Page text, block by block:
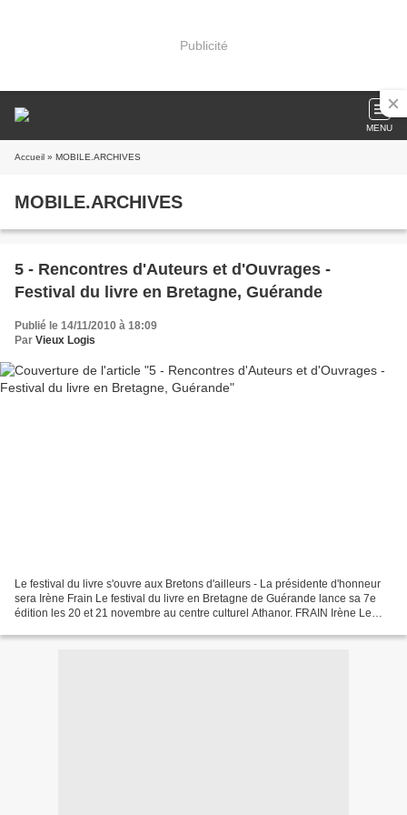
Publicité
MENU
Accueil » MOBILE.ARCHIVES
MOBILE.ARCHIVES
5 - Rencontres d'Auteurs et d'Ouvrages -
Festival du livre en Bretagne, Guérande
Publié le 14/11/2010 à 18:09
Par Vieux Logis
Le festival du livre s'ouvre aux Bretons d'ailleurs - La présidente d'honneur
sera Irène Frain Le festival du livre en Bretagne de Guérande lance sa 7e
édition les 20 et 21 novembre au centre culturel Athanor. FRAIN Irène Le